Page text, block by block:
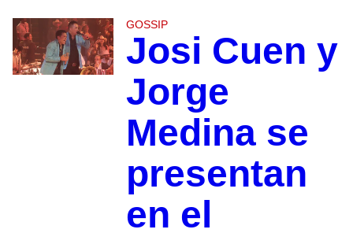
GOSSIP
Josi Cuen y
Jorge
Medina se
presentan
en el